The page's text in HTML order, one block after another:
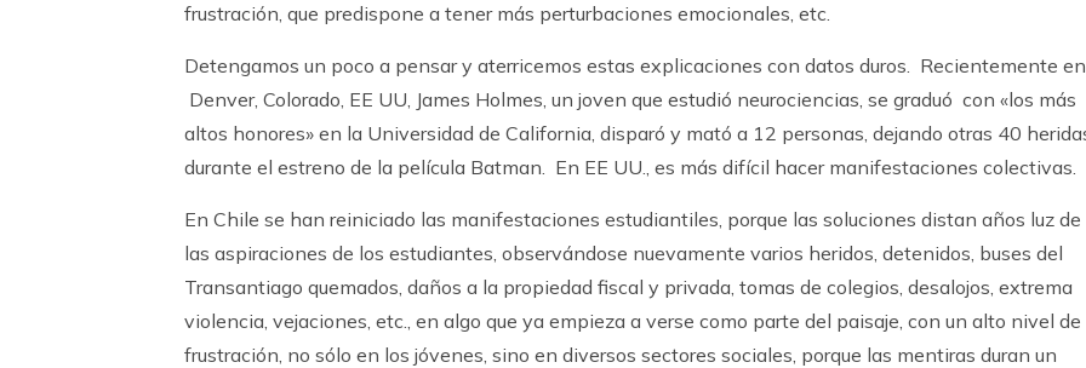
frustración, que predispone a tener más perturbaciones emocionales, etc.
Detengamos un poco a pensar y aterricemos estas explicaciones con datos duros. Recientemente en
Denver, Colorado, EE UU, James Holmes, un joven que estudió neurociencias, se graduó con «los más
altos honores» en la Universidad de California, disparó y mató a 12 personas, dejando otras 40
durante el estreno de la película Batman. En EE UU., es más difícil hacer manifestaciones colectivas.
En Chile se han reiniciado las manifestaciones estudiantiles, porque las soluciones distan años luz de
las aspiraciones de los estudiantes, observándose nuevamente varios heridos, detenidos, buses del
Transantiago quemados, daños a la propiedad fiscal y privada, tomas de colegios, desalojos, extrema
violencia, vejaciones, etc., en algo que ya empieza a verse como parte del paisaje, con un alto nivel de
frustración, no sólo en los jóvenes, sino en diversos sectores sociales, porque las mentiras duran un